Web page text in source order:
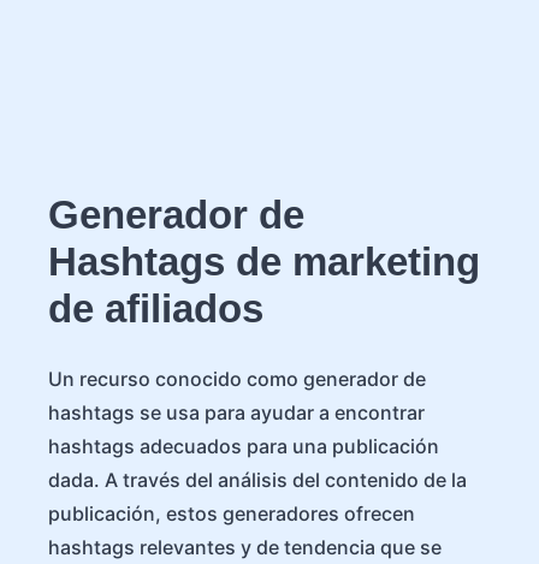
Generador de
Hashtags de marketing
de afiliados
Un recurso conocido como generador de
hashtags se usa para ayudar a encontrar
hashtags adecuados para una publicación
dada. A través del análisis del contenido de la
publicación, estos generadores ofrecen
hashtags relevantes y de tendencia que se